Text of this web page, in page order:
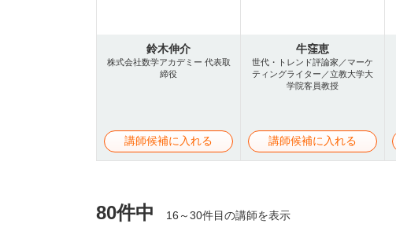
鈴木伸介
株式会社数学アカデミー 代表取
締役
講師候補に入れる
牛窪恵
世代・トレンド評論家／マーケ
ティングライター／立教大学大
学院客員教授
講師候補に入れる
80件中 16～30件目の講師を表示